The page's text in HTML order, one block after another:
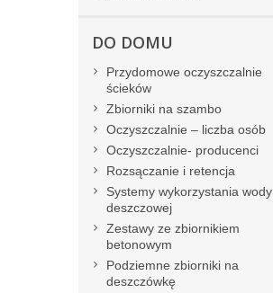
DO DOMU
Przydomowe oczyszczalnie
ścieków
Zbiorniki na szambo
Oczyszczalnie – liczba osób
Oczyszczalnie- producenci
Rozsączanie i retencja
Systemy wykorzystania wody
deszczowej
Zestawy ze zbiornikiem
betonowym
Podziemne zbiorniki na
deszczówkę